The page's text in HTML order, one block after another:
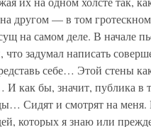
другом — в том
на самом деле. В начале
задумал написать
себе… Этой стены
как бы, значит, публика в
Сидят и смотрят на
которых я знаю или